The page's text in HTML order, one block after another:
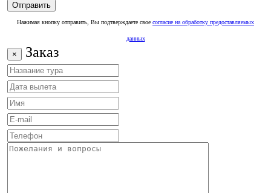
Нажимая кнопку отправить, Вы подтверждаете свое согласие на обработку предоставляемых
данных
× Заказ